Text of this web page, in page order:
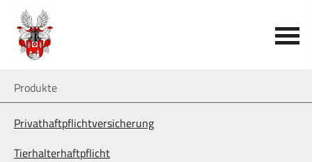
Produkte
Privathaftpflichtversicherung
Tierhalterhaftpflicht